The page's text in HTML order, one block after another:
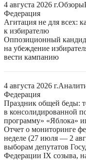
4 августа 2026 г.Обзоры
Федерация
Агитация не для всех:
к избирателю
Оппозиционный
на убеждение
вести кампанию
4 августа 2026 г.
Федерация
Праздник общей беды:
в консолидированной
программу» «Яблока»
Отчет о мониторинге
неделе (27 июля — 2
выборам депутатов
Федерации IX созыва,